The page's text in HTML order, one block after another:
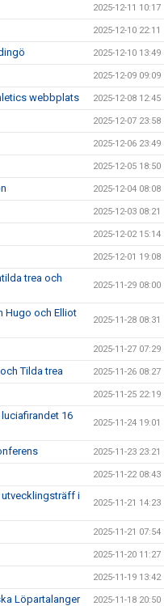
2025-12-11 10:17
2025-12-10 22:11
2025-12-10 13:49
2025-12-09 09:09
webbplats 2025-12-08 12:45
2025-12-07 23:58
2025-12-06 23:49
2025-12-05 18:50
2025-12-04 08:08
2025-12-03 08:21
2025-12-02 15:14
2025-12-01 19:08
trea och
2025-11-29 08:00
Hugo och Elliot
2025-11-28 08:31
2025-11-27 07:29
Tilda trea 2025-11-26 08:27
2025-11-25 22:19
16
2025-11-24 19:01
2025-11-23 23:21
2025-11-22 08:43
utvecklingsträff i
2025-11-21 14:23
2025-11-21 07:54
2025-11-20 11:27
2025-11-19 13:42
Löpartalanger 2025-11-18 20:50